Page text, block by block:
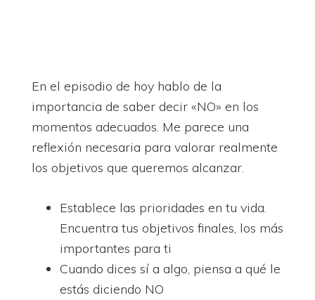
En el episodio de hoy hablo de la
importancia de saber decir «NO» en los
momentos adecuados. Me parece una
reflexión necesaria para valorar realmente
los objetivos que queremos alcanzar.
Establece las prioridades en tu vida.
Encuentra tus objetivos finales, los más
importantes para ti
Cuando dices sí a algo, piensa a qué le
estás diciendo NO